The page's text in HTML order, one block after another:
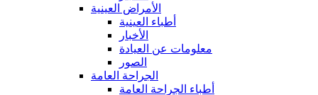
الأمراض العينية
أطباء العينية
الأخبار
معلومات عن العيادة
الصور
الجراحة العامة
أطباء الجراحة العامة